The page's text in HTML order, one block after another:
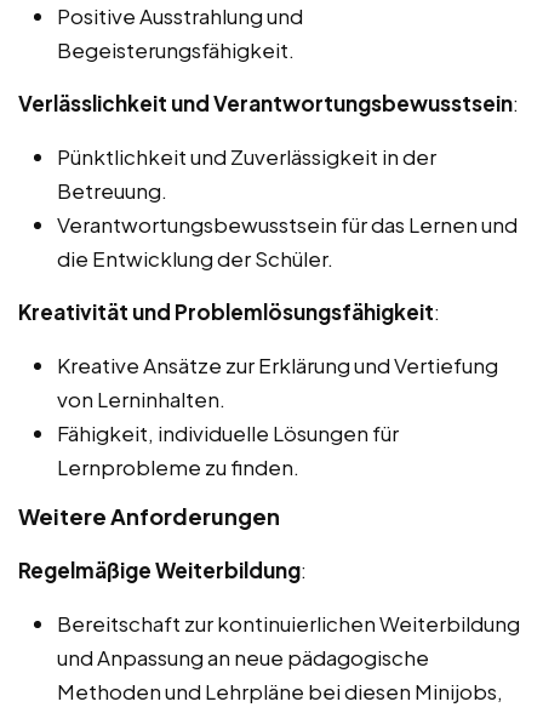
Positive Ausstrahlung und
Begeisterungsfähigkeit.
Verlässlichkeit und Verantwortungsbewusstsein:
Pünktlichkeit und Zuverlässigkeit in der
Betreuung.
Verantwortungsbewusstsein für das Lernen und
die Entwicklung der Schüler.
Kreativität und Problemlösungsfähigkeit:
Kreative Ansätze zur Erklärung und Vertiefung
von Lerninhalten.
Fähigkeit, individuelle Lösungen für
Lernprobleme zu finden.
Weitere Anforderungen
Regelmäßige Weiterbildung:
Bereitschaft zur kontinuierlichen Weiterbildung
und Anpassung an neue pädagogische
Methoden und Lehrpläne bei diesen Minijobs,